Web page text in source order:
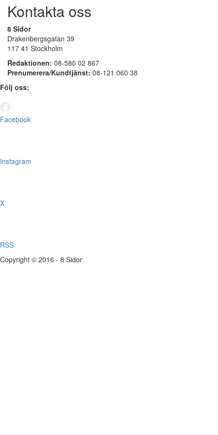
Kontakta oss
8 Sidor
Drakenbergsgatan 39
117 41 Stockholm
Redaktionen: 08-580 02 867
Prenumerera/Kundtjänst: 08-121 060 38
Följ oss:
Facebook
Instagram
X
RSS
Copyright © 2016 - 8 Sidor